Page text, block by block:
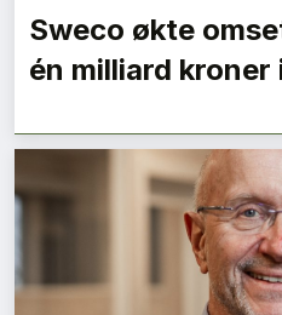
Sweco økte
én milliard